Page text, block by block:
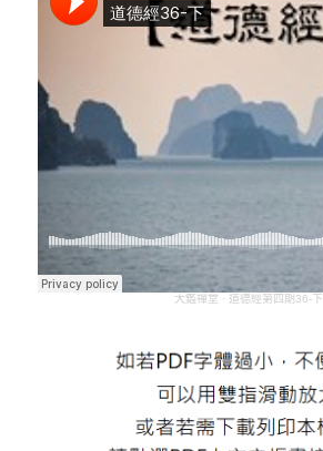
大鑑禪堂 · 道德經第四期36-下